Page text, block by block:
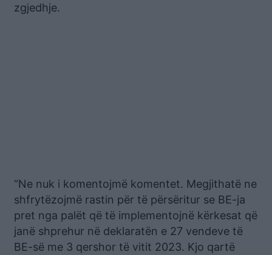
zgjedhje.
“Ne nuk i komentojmë komentet. Megjithatë ne
shfrytëzojmë rastin për të përsëritur se BE-ja
pret nga palët që të implementojnë kërkesat që
janë shprehur në deklaratën e 27 vendeve të
BE-së me 3 qershor të vitit 2023. Kjo qartë